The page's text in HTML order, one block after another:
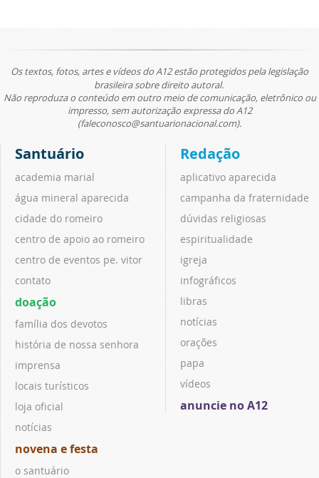
Os textos, fotos, artes e vídeos do A12 estão protegidos pela legislação
brasileira sobre direito autoral.
Não reproduza o conteúdo em outro meio de comunicação, eletrônico ou
impresso, sem autorização expressa do A12
(faleconosco@santuarionacional.com).
Santuário
academia marial
água mineral aparecida
cidade do romeiro
centro de apoio ao romeiro
centro de eventos pe. vitor
contato
doação
família dos devotos
história de nossa senhora
imprensa
locais turísticos
loja oficial
notícias
novena e festa
o santuário
Redação
aplicativo aparecida
campanha da fraternidade
dúvidas religiosas
espiritualidade
igreja
infográficos
libras
notícias
orações
papa
vídeos
anuncie no A12